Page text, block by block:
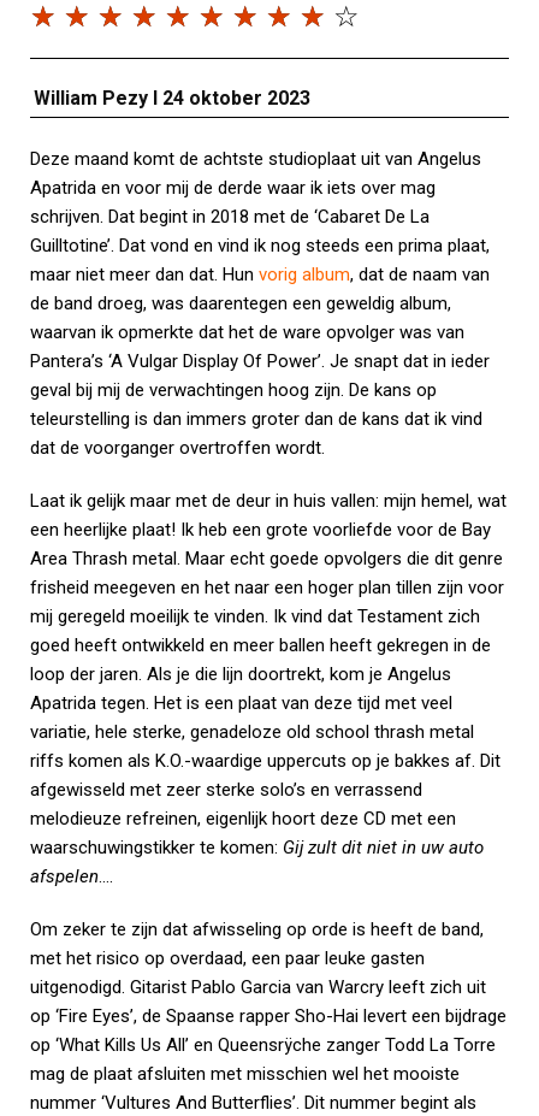
☆ ☆ ☆ ☆ ☆ ☆ ☆ ☆ ☆ ☆
William Pezy I 24 oktober 2023
Deze maand komt de achtste studioplaat uit van Angelus
Apatrida en voor mij de derde waar ik iets over mag
schrijven. Dat begint in 2018 met de ‘Cabaret De La
Guilltotine’. Dat vond en vind ik nog steeds een prima plaat,
maar niet meer dan dat. Hun vorig album, dat de naam van
de band droeg, was daarentegen een geweldig album,
waarvan ik opmerkte dat het de ware opvolger was van
Pantera’s ‘A Vulgar Display Of Power’. Je snapt dat in ieder
geval bij mij de verwachtingen hoog zijn. De kans op
teleurstelling is dan immers groter dan de kans dat ik vind
dat de voorganger overtroffen wordt.
Laat ik gelijk maar met de deur in huis vallen: mijn hemel, wat
een heerlijke plaat! Ik heb een grote voorliefde voor de Bay
Area Thrash metal. Maar echt goede opvolgers die dit genre
frisheid meegeven en het naar een hoger plan tillen zijn voor
mij geregeld moeilijk te vinden. Ik vind dat Testament zich
goed heeft ontwikkeld en meer ballen heeft gekregen in de
loop der jaren. Als je die lijn doortrekt, kom je Angelus
Apatrida tegen. Het is een plaat van deze tijd met veel
variatie, hele sterke, genadeloze old school thrash metal
riffs komen als K.O.-waardige uppercuts op je bakkes af. Dit
afgewisseld met zeer sterke solo’s en verrassend
melodieuze refreinen, eigenlijk hoort deze CD met een
waarschuwingstikker te komen: Gij zult dit niet in uw auto
afspelen….
Om zeker te zijn dat afwisseling op orde is heeft de band,
met het risico op overdaad, een paar leuke gasten
uitgenodigd. Gitarist Pablo Garcia van Warcry leeft zich uit
op ‘Fire Eyes’, de Spaanse rapper Sho-Hai levert een bijdrage
op ‘What Kills Us All’ en Queensrÿche zanger Todd La Torre
mag de plaat afsluiten met misschien wel het mooiste
nummer ‘Vultures And Butterflies’. Dit nummer begint als